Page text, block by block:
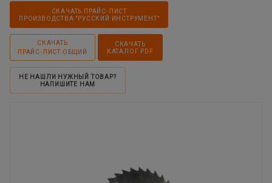
СКАЧАТЬ ПРАЙС-ЛИСТ
ПРОИЗВОДСТВА "РУССКИЙ ИНСТРУМЕНТ"
СКАЧАТЬ
ПРАЙС-ЛИСТ ОБЩИЙ
СКАЧАТЬ
КАТАЛОГ PDF
НЕ НАШЛИ НУЖНЫЙ ТОВАР?
НАПИШИТЕ НАМ